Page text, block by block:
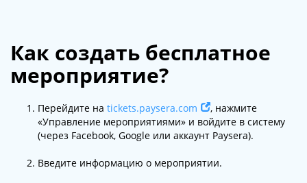
Как создать бесплатное
мероприятие?
Перейдите на tickets.paysera.com
, нажмите
«Управление мероприятиями» и войдите в систему
(через Facebook, Google или аккаунт Paysera).
Введите информацию о мероприятии.